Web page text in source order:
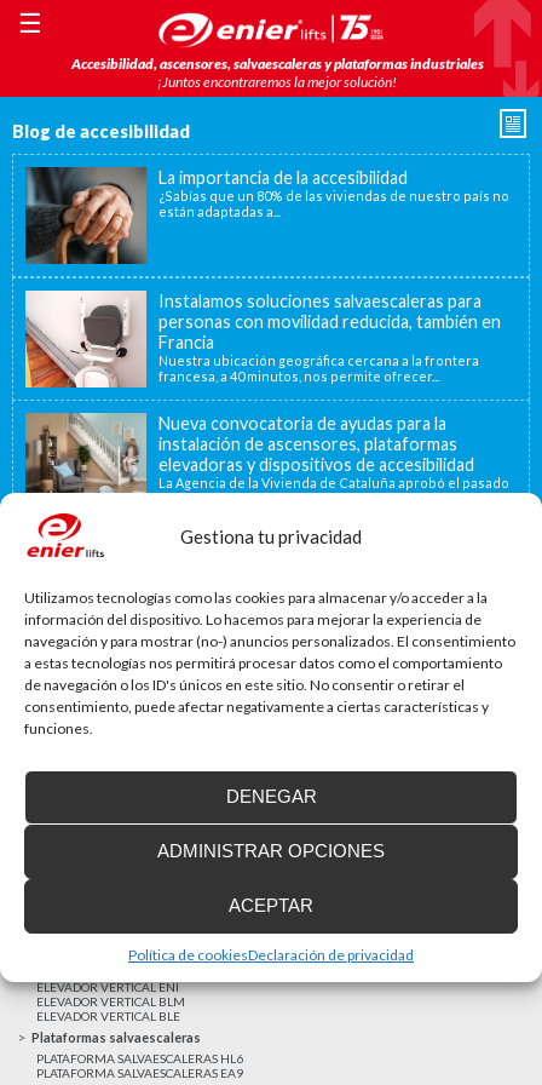
Gestiona tu privacidad
Utilizamos tecnologías como las cookies para almacenar y/o acceder a la
información del dispositivo. Lo hacemos para mejorar la experiencia de
navegación y para mostrar (no-) anuncios personalizados. El consentimiento
a estas tecnologías nos permitirá procesar datos como el comportamiento
de navegación o los ID's únicos en este sitio. No consentir o retirar el
consentimiento, puede afectar negativamente a ciertas características y
funciones.
ACEPTAR
DENEGAR
ADMINISTRAR OPCIONES
Política de cookiesDeclaración de privacidad
Accesibilidad, ascensores, salvaescaleras y plataformas industriales
¡Juntos encontraremos la mejor solución!
☰
Blog de accesibilidad
La importancia de la accesibilidad
¿Sabías que un 80% de las viviendas de nuestro país no
están adaptadas a...
Instalamos soluciones salvaescaleras para
personas con movilidad reducida, también en
Francia
Nuestra ubicación geográfica cercana a la frontera
francesa, a 40 minutos, nos permite ofrecer...
Nueva convocatoria de ayudas para la
instalación de ascensores, plataformas
elevadoras y dispositivos de accesibilidad
La Agencia de la Vivienda de Cataluña aprobó el pasado
15 de noviembre de...
La accesibilidad universal es una prioridad
MAS NOTICIAS
Elevadores verticales
ELEVADOR VERTICAL ENI
ELEVADOR VERTICAL BLM
ELEVADOR VERTICAL BLE
Plataformas salvaescaleras
PLATAFORMA SALVAESCALERAS HL6
PLATAFORMA SALVAESCALERAS EA9